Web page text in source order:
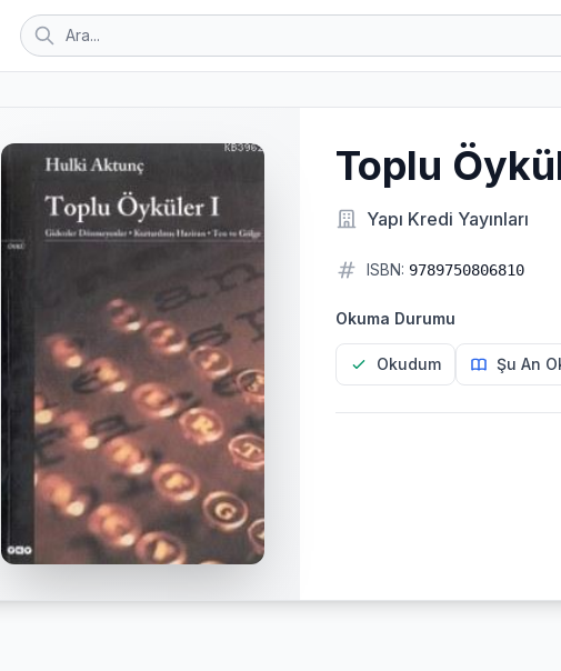
Toplu
Yapı Kredi Yayınları
ISBN: 9789750806810
Okuma Durumu
Okudum Şu An